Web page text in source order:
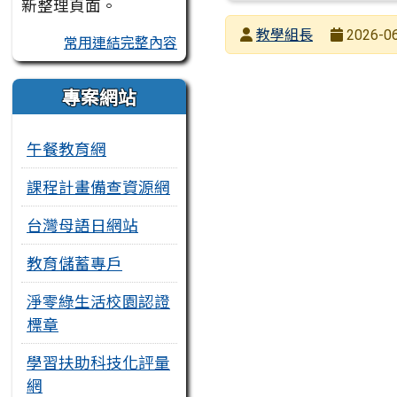
新整理頁面。
常用連結完整內容
專案網站
午餐教育網
課程計畫備查資源網
台灣母語日網站
教育儲蓄專戶
淨零綠生活校園認證
標章
學習扶助科技化評量
網
發布者教學組長
2026-